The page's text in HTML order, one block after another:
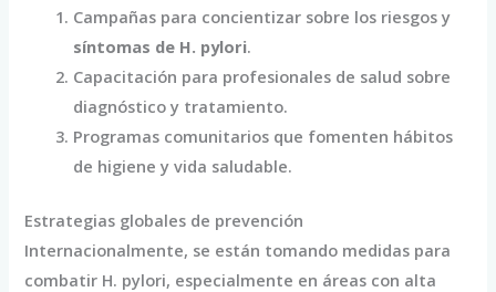
Campañas para concientizar sobre los riesgos y
síntomas de H. pylori.
Capacitación para profesionales de salud sobre
diagnóstico y tratamiento.
Programas comunitarios que fomenten hábitos
de higiene y vida saludable.
Estrategias globales de prevención
Internacionalmente, se están tomando medidas para
combatir H. pylori, especialmente en áreas con alta